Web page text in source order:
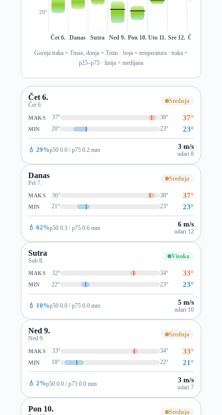
20°
Čet 6. Danas Sutra Ned 9. Pon 10. Uto 11. Sre 12. Čet 13.
Gornja traka = Tmax, donja = Tmin · boja = temperatura · traka =
p25–p75 · linija = medijana
Čet 6.
Čet 6.
Srednja
MAKS 37° 38° 37°
MIN 20° 23° 23°
💧 29%p50 0.0 / p75 0.2 mm 3 m/s
udari 8
Danas
Pet 7.
Srednja
MAKS 36° 38° 37°
MIN 21° 23° 23°
💧 62%p50 0.3 / p75 0.6 mm 6 m/s
udari 12
Sutra
Sub 8.
Visoka
MAKS 32° 34° 33°
MIN 22° 23° 23°
💧 10%p50 0.0 / p75 0.0 mm 5 m/s
udari 10
Ned 9.
Ned 9.
Srednja
MAKS 33° 34° 33°
MIN 18° 22° 21°
💧 2%p50 0.0 / p75 0.0 mm 3 m/s
udari 7
Pon 10. Srednja